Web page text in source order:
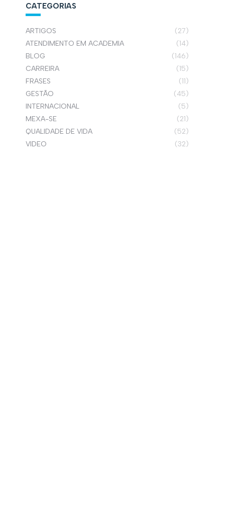
CATEGORIAS
ARTIGOS
(27)
ATENDIMENTO EM ACADEMIA
(14)
BLOG
(146)
CARREIRA
(15)
FRASES
(11)
GESTÃO
(45)
INTERNACIONAL
(5)
MEXA-SE
(21)
QUALIDADE DE VIDA
(52)
VIDEO
(32)